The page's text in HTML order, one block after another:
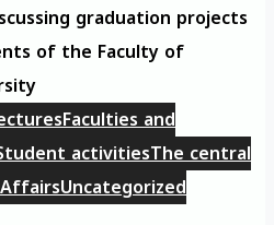
graduation projects
of the Faculty of
Faculties and
activitiesThe central
Uncategorized